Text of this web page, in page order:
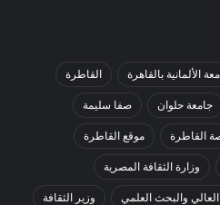
الألمانية بالقاهرة القاطرة
جامعة حلوان صفا سليمة
القاطرة موقع القاطرة
وزارة الثقافة المصرية
العالي والبحث العلمي وزير الثقافة